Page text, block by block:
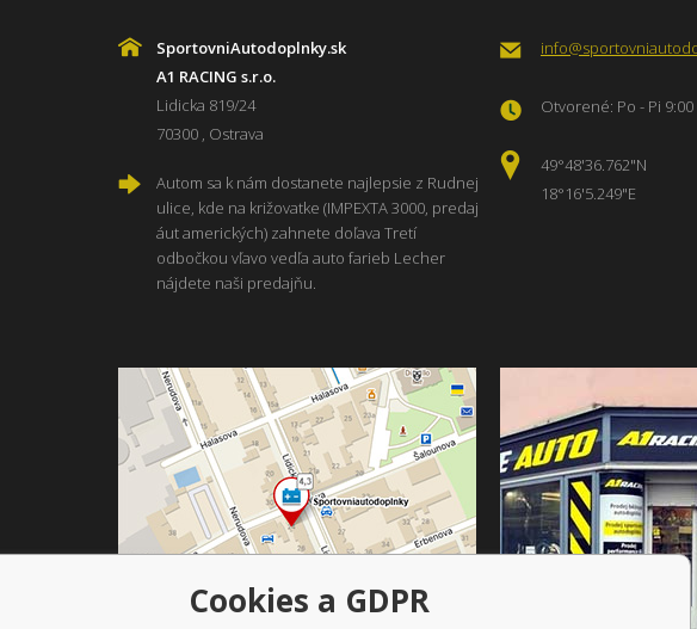
SportovniAutodoplnky.sk
A1 RACING s.r.o.
Lidicka 819/24
70300 , Ostrava
Autom sa k nám dostanete najlepsie z Rudnej
ulice, kde na križovatke (IMPEXTA 3000, predaj
áut amerických) zahnete doľava Tretí
odbočkou vľavo vedľa auto farieb Lecher
nájdete naši predajňu.
Otvorené: Po - Pi
49°48'36.762"N
18°16'5.249"E
Cookies a GDPR